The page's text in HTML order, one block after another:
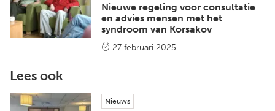
Nieuwe regeling voor consultatie
en advies mensen met het
syndroom van Korsakov
27 februari 2025
Lees ook
Nieuws